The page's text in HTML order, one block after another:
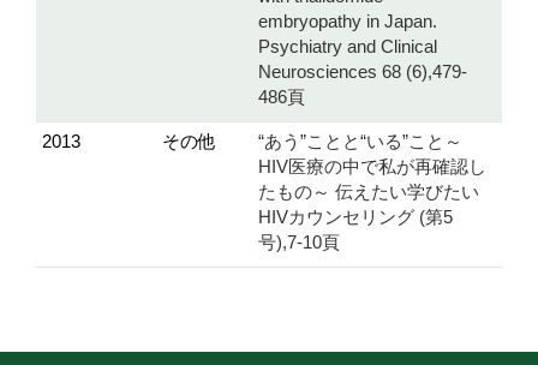
embryopathy in Japan.
Psychiatry and Clinical
Neurosciences 68 (6),479-
486頁
2013 その他
“あう”ことと“いる”こと～
HIV医療の中で私が再確認し
たもの～ 伝えたい学びたい
HIVカウンセリング (第5
号),7-10頁